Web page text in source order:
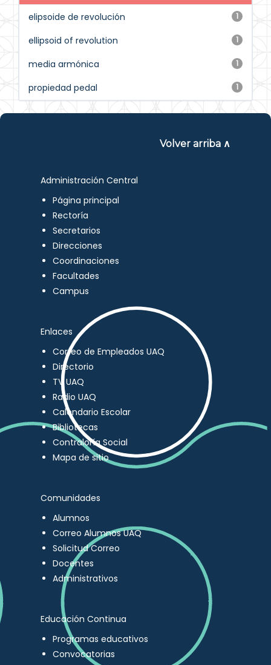
1
elipsoide de revolución
1
ellipsoid of revolution
1
media armónica
1
propiedad pedal
Volver arriba ∧
Administración Central
Página principal
Rectoría
Secretarios
Direcciones
Coordinaciones
Facultades
Campus
Enlaces
Correo de Empleados UAQ
Directorio
TV UAQ
Radio UAQ
Calendario Escolar
Bibliotecas
Contraloría Social
Mapa de sitio
Comunidades
Alumnos
Correo Alumnos UAQ
Solicitud Correo
Docentes
Administrativos
Educación Continua
Programas educativos
Convocatorias